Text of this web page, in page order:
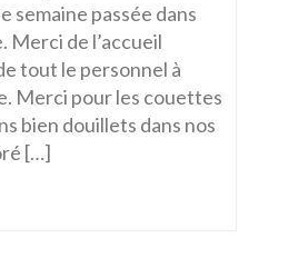
semaine passée dans
de l’accueil
tout le personnel à
Merci pour les couettes
bien douillets dans nos
[…]